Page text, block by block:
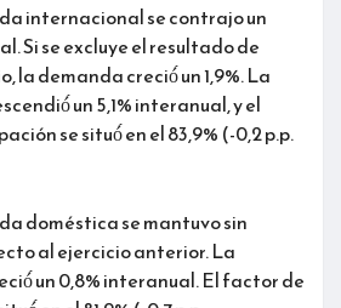
internacional se contrajo un
Si se excluye el resultado de
la demanda creció́ un 1,9%. La
un 5,1% interanual, y el
se situó́ en el 83,9% (-0,2 p.p.
doméstica se mantuvo sin
al ejercicio anterior. La
un 0,8% interanual. El factor de